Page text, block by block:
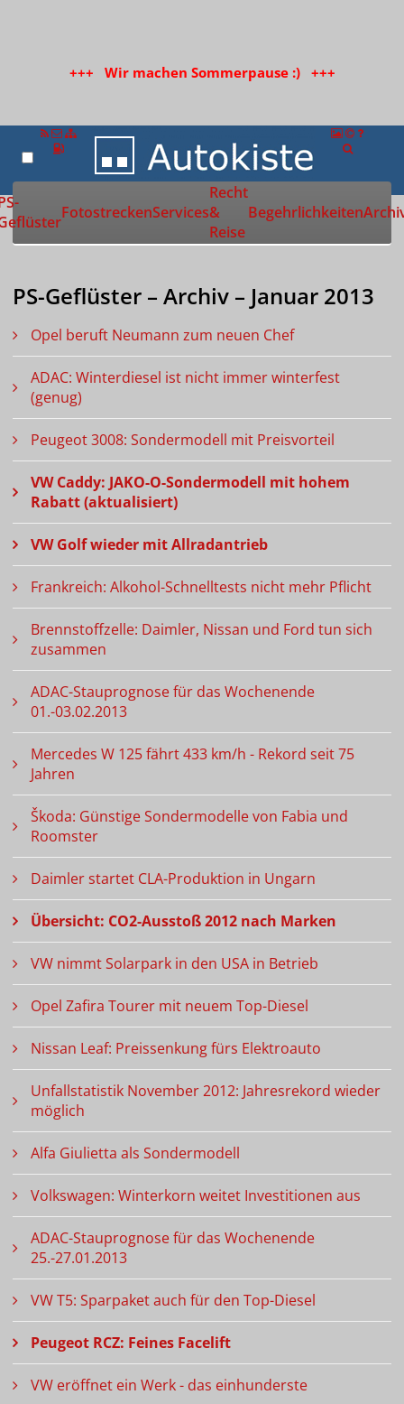
+++ Wir machen Sommerpause :) +++
Zur Startseite
FotostreckenServices
Recht
&
Reise
Begehrlichkeiten
PS-Geflüster – Archiv – Januar 2013
Opel beruft Neumann zum neuen Chef
ADAC: Winterdiesel ist nicht immer winterfest
(genug)
Peugeot 3008: Sondermodell mit Preisvorteil
VW Caddy: JAKO-O-Sondermodell mit hohem
Rabatt (aktualisiert)
VW Golf wieder mit Allradantrieb
Frankreich: Alkohol-Schnelltests nicht mehr Pflicht
Brennstoffzelle: Daimler, Nissan und Ford tun sich
zusammen
ADAC-Stauprognose für das Wochenende
01.-03.02.2013
Mercedes W 125 fährt 433 km/h - Rekord seit 75
Jahren
Škoda: Günstige Sondermodelle von Fabia und
Roomster
Daimler startet CLA-Produktion in Ungarn
Übersicht: CO2-Ausstoß 2012 nach Marken
VW nimmt Solarpark in den USA in Betrieb
Opel Zafira Tourer mit neuem Top-Diesel
Nissan Leaf: Preissenkung fürs Elektroauto
Unfallstatistik November 2012: Jahresrekord wieder
möglich
Alfa Giulietta als Sondermodell
Volkswagen: Winterkorn weitet Investitionen aus
ADAC-Stauprognose für das Wochenende
25.-27.01.2013
VW T5: Sparpaket auch für den Top-Diesel
Peugeot RCZ: Feines Facelift
VW eröffnet ein Werk - das einhunderste